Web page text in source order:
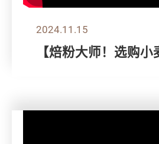
2024.11.15
【焙粉大师！选购小